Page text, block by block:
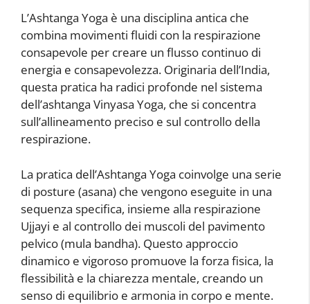
L’Ashtanga Yoga è una disciplina antica che
combina movimenti fluidi con la respirazione
consapevole per creare un flusso continuo di
energia e consapevolezza. Originaria dell’India,
questa pratica ha radici profonde nel sistema
dell’ashtanga Vinyasa Yoga, che si concentra
sull’allineamento preciso e sul controllo della
respirazione.
La pratica dell’Ashtanga Yoga coinvolge una serie
di posture (asana) che vengono eseguite in una
sequenza specifica, insieme alla respirazione
Ujjayi e al controllo dei muscoli del pavimento
pelvico (mula bandha). Questo approccio
dinamico e vigoroso promuove la forza fisica, la
flessibilità e la chiarezza mentale, creando un
senso di equilibrio e armonia in corpo e mente.